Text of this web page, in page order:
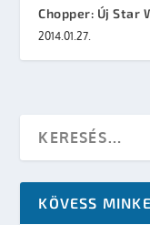
Chopper: Új Star
2014.01.27.
KÖVESS